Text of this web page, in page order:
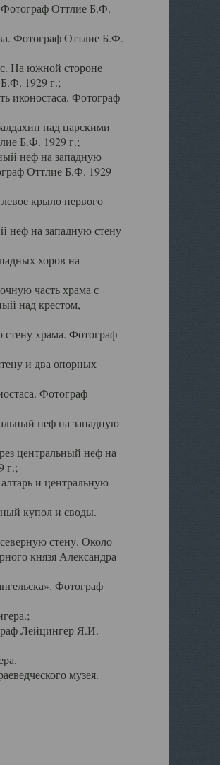
Оттлие Б.Ф.
Фотограф Оттлие Б.Ф.
На южной стороне
1929 г.;
иконостаса. Фотограф
над царскими
Б.Ф. 1929 г.;
неф на западную
Оттлие Б.Ф. 1929
крыло первого
неф на западную стену
хоров на
часть храма с
над крестом,
храма. Фотограф
и два опорных
Фотограф
неф на западную
центральный неф на
г.;
и центральную
купол и своды.
стену. Около
князя Александра
Фотограф
Лейцингер Я.И.
музея.